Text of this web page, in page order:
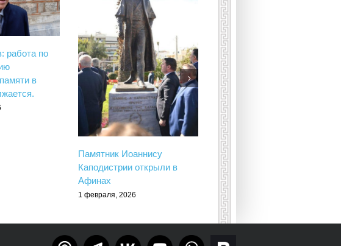
работа по
в
Памятник Иоаннису
Каподистрии открыли в
Афинах
1 февраля, 2026
Умерла принцесса
Греческая и Датская Ирина
16 января, 2026
Тelegram rutube